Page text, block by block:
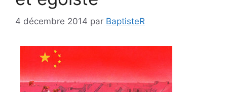
4 décembre 2014 par BaptisteR